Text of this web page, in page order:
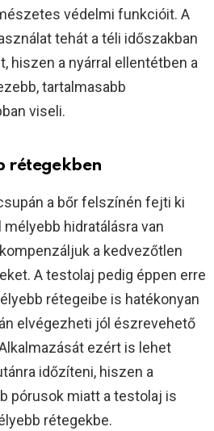
védelmi funkcióit. A
tehát a téli időszakban
hiszen a nyárral ellentétben a
tartalmasabb
viseli.
rétegekben
a bőr felszínén fejti ki
hidratálásra van
a kedvezőtlen
A testolaj pedig éppen erre
rétegeibe is hatékonyan
elvégezheti jól észrevehető
ezért is lehet
időzíteni, hiszen a
pórusok miatt a testolaj is
rétegekbe.